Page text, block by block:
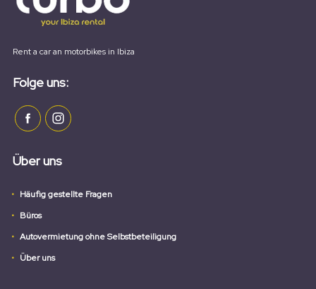
Rent a car an motorbikes in Ibiza
Folge uns:
Über uns
Häufig gestellte Fragen
Büros
Autovermietung ohne Selbstbeteiligung
Über uns